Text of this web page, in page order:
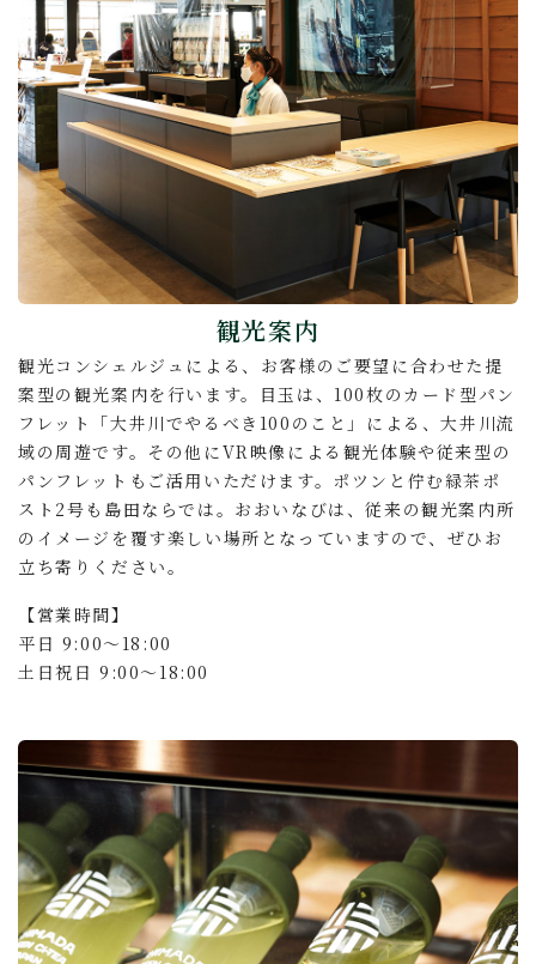
観光案内
観光コンシェルジュによる、お客様のご要望に合わせた提
案型の観光案内を行います。目玉は、100枚のカード型パン
フレット「大井川でやるべき100のこと」による、大井川流
域の周遊です。その他にVR映像による観光体験や従来型の
パンフレットもご活用いただけます。ポツンと佇む緑茶ポ
スト2号も島田ならでは。おおいなびは、従来の観光案内所
のイメージを覆す楽しい場所となっていますので、ぜひお
立ち寄りください。
【営業時間】
平日 9:00～18:00
土日祝日 9:00～18:00